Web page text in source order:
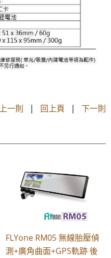
上一則 | 回上頁 | 下一則
FLYone RM05 無線胎壓偵
測+廣角曲面+GPS軌跡 後